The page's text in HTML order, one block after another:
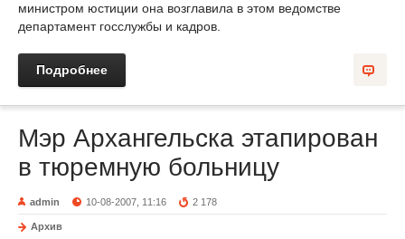
министром юстиции она возглавила в этом ведомстве
департамент госслужбы и кадров.
Подробнее
Мэр Архангельска этапирован
в тюремную больницу
admin 10-08-2007, 11:16 2 178
Архив